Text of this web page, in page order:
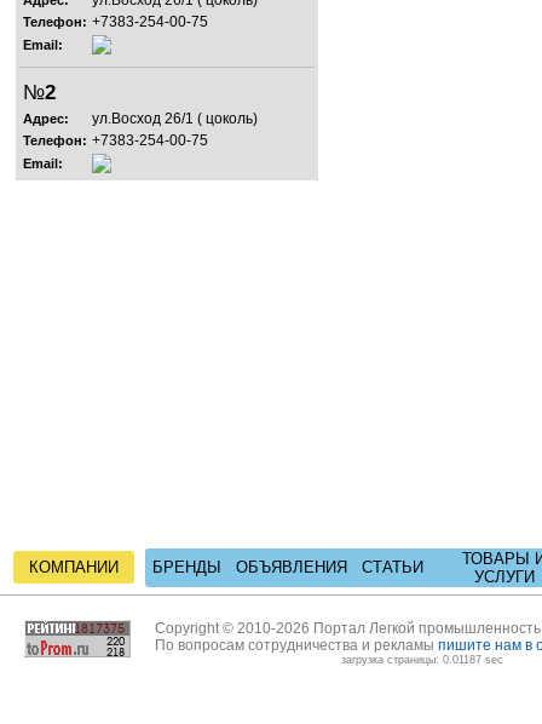
Телефон: +7383-254-00-75
Email:
№2
Адрес: ул.Восход 26/1 ( цоколь)
Телефон: +7383-254-00-75
Email:
КОМПАНИИ БРЕНДЫ ОБЪЯВЛЕНИЯ СТАТЬИ
ТОВАРЫ
УСЛУГИ
Copyright © 2010-2026 Портал Легкой
По вопросам сотрудничества и рекламы пишите нам в
загрузка страницы: 0.01187 sec